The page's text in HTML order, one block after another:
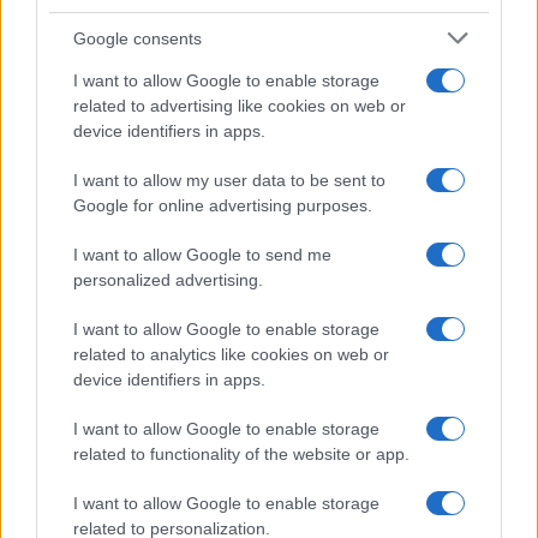
Google consents
I want to allow Google to enable storage
related to advertising like cookies on web or
device identifiers in apps.
I want to allow my user data to be sent to
Google for online advertising purposes.
I want to allow Google to send me
personalized advertising.
I want to allow Google to enable storage
related to analytics like cookies on web or
device identifiers in apps.
I want to allow Google to enable storage
related to functionality of the website or app.
I want to allow Google to enable storage
related to personalization.
I nostri cari
Giovannimaria Cabras